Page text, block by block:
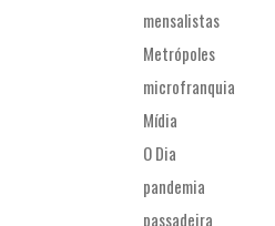
mensalistas
Metrópoles
microfranquia
Mídia
O Dia
pandemia
passadeira